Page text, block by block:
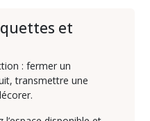
et
: fermer un
transmettre une